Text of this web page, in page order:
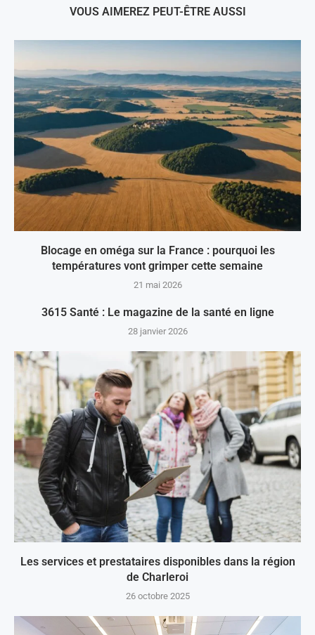
VOUS AIMEREZ PEUT-ÊTRE AUSSI
Blocage en oméga sur la France : pourquoi les
températures vont grimper cette semaine
21 mai 2026
3615 Santé : Le magazine de la santé en ligne
28 janvier 2026
Les services et prestataires disponibles dans la région
de Charleroi
26 octobre 2025